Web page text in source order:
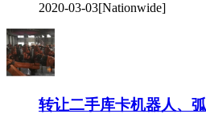
2020-03-03[Nationwide]
转让二手库卡机器人、